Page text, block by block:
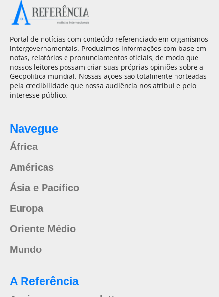
Portal de notícias com conteúdo referenciado em organismos
intergovernamentais. Produzimos informações com base em
notas, relatórios e pronunciamentos oficiais, de modo que
nossos leitores possam criar suas próprias opiniões sobre a
Geopolítica mundial. Nossas ações são totalmente norteadas
pela credibilidade que nossa audiência nos atribui e pelo
interesse público.
Navegue
África
Américas
Ásia e Pacífico
Europa
Oriente Médio
Mundo
A Referência